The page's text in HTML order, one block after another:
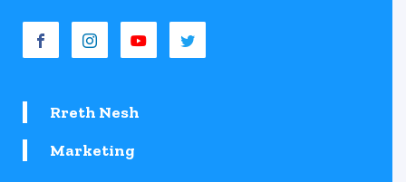
Rreth Nesh
Marketing